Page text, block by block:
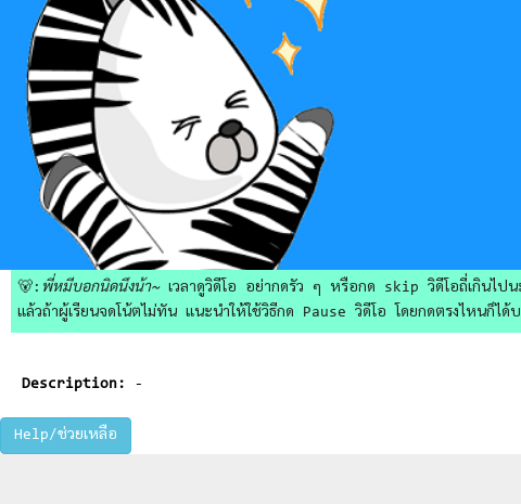
🐻: พี่หมีบอกนิดนึงน้า~เวลาดูวิดีโอ อย่ากดรัว ๆ หรือกด skip วิดีโอถี่เกินไปน
แล้วถ้าผู้เรียนจดโน้ตไม่ทัน แนะนำให้ใช้วิธีกด Pause วิดีโอ โดยกดตรงไหนก็ไ
Description: -
Help/ช่วยเหลือ